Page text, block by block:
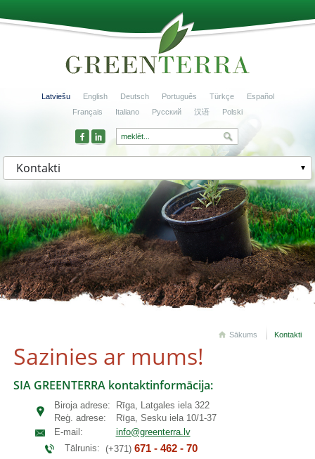
Latviešu English Deutsch Português Türkçe
Español
Français
Italiano Русский 汉语 Polski
Kontakti
Sākums Kontakti
Sazinies ar mums!
SIA GREENTERRA kontaktinformācija:
Biroja adrese:
Reģ. adrese:
Rīga, Latgales iela 322
Rīga, Sesku iela 10/1-37
E-mail:
info@greenterra.lv
Tālrunis: (+371) 671 - 462 - 70